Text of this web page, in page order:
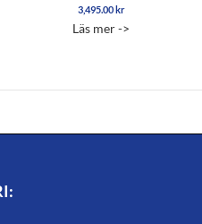
Betygsatt
av 5
3,495.00kr
Läs mer ->